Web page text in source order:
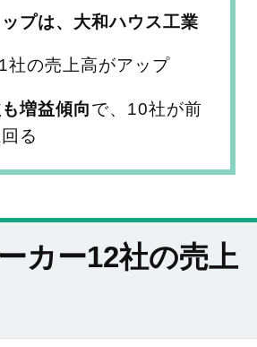
プは、大和ハウス工業
社の売上高がアップ
増益傾向で、10社が前
る
カー12社の売上